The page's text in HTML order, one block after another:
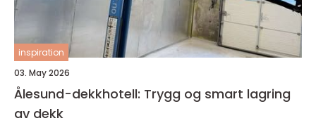
inspiration
03. May 2026
Ålesund-dekkhotell: Trygg og smart lagring
av dekk